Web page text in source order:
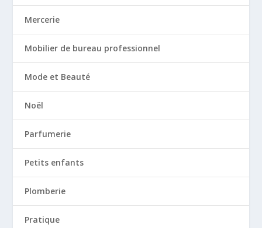
Mercerie
Mobilier de bureau professionnel
Mode et Beauté
Noël
Parfumerie
Petits enfants
Plomberie
Pratique